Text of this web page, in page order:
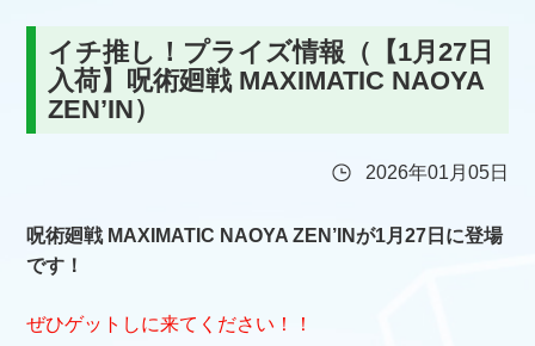
イチ推し！プライズ情報（【1月27日
入荷】呪術廻戦 MAXIMATIC NAOYA
ZEN’IN）
2026年01月05日
呪術廻戦 MAXIMATIC NAOYA ZEN’INが1月27日に登場
です！
ぜひゲットしに来てください！！